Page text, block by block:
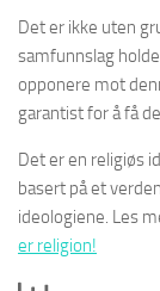
Det er ikke uten
samfunnslag
opponere mot
garantist for å få
Det er en religiøs
basert på et
ideologiene. Les
er religion!